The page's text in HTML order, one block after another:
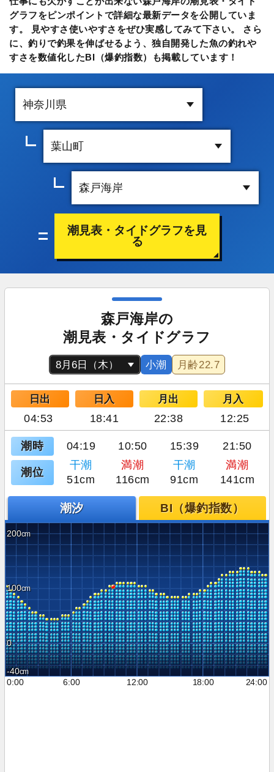
グラフをピンポイントで詳細な最新データを公開していま
す。 見やすさ使いやすさをぜひ実感してみて下さい。 さら
に、釣りで釣果を伸ばせるよう、独自開発した魚の釣れや
すさを数値化したBI（爆釣指数）も掲載しています！
潮見表・タイドグラフを見
る
森戸海岸の
潮見表・タイドグラフ
小潮 月齢22.7
日出 日入 月出 月入
04:53 18:41 22:38 12:25
潮時 04:19 10:50 15:39 21:50
潮位
干潮 満潮 干潮
満潮
51cm
116cm 91cm 141cm
潮汐 BI（爆釣指数）
200
100
0
-40
0:00
6:00 12:00 18:00 24:00